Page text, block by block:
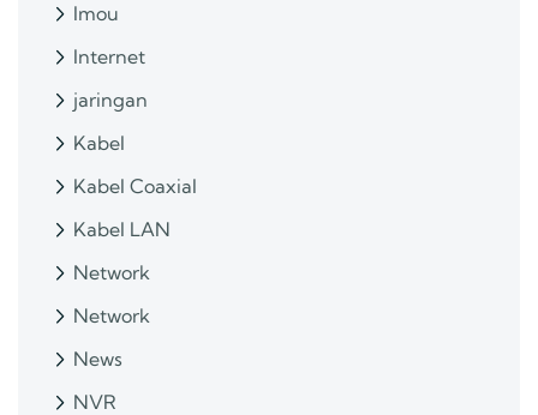
Imou
Internet
jaringan
Kabel
Kabel Coaxial
Kabel LAN
Network
Network
News
NVR